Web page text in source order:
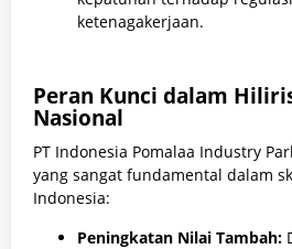
ketenagakerjaan.
Peran Kunci dalam
Nasional
PT Indonesia Pomalaa Industry
yang sangat fundamental dalam
Indonesia:
Peningkatan Nilai Tambah: